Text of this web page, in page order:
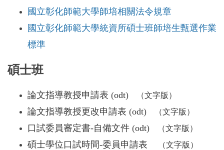
國立彰化師範大學師培相關法令規章
國立彰化師範大學統資所碩士班師培生甄選作業
標準
碩士班
論文指導教授申請表 (odt) （文字版）
論文指導教授更改申請表 (odt) （文字版）
口試委員審定書-自備文件 (odt) （文字版）
碩士學位口試時間-委員申請表 （文字版）